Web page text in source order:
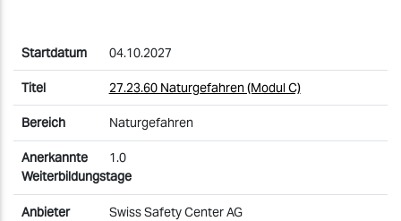
04.10.2027
27.23.60 Naturgefahren (Modul C)
Naturgefahren
1.0
Swiss Safety Center AG